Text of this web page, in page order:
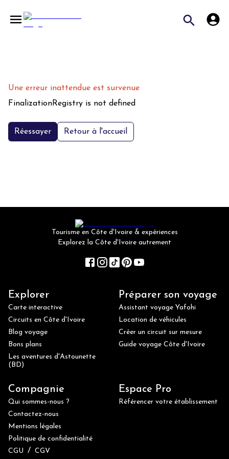
Une erreur inattendue est survenue
FinalizationRegistry is not defined
Réessayer Retour à l'accueil
Tourisme en Côte d'Ivoire & expériences
Explorez la Côte d'Ivoire autrement
Explorer
Carte interactive
Circuits en Côte d'Ivoire
Blog voyage
Bons plans
Les aventures d'Astounette
(BD)
Préparer son voyage
Assistant voyage Yafohi
Location de véhicules
Créer un circuit sur mesure
Guide voyage Côte d'Ivoire
Compagnie
Qui sommes-nous ?
Contactez-nous
Mentions légales
Politique de confidentialité
CGU / CGV
Espace Pro
Référencer votre établissement